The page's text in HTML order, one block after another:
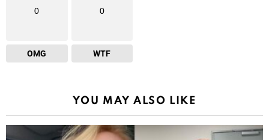
0
OMG
0
WTF
YOU MAY ALSO LIKE